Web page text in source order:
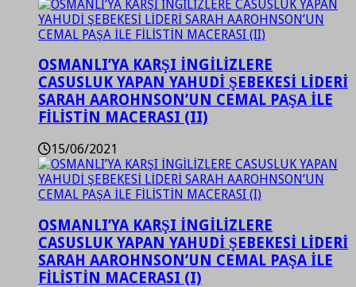
OSMANLI’YA KARŞI İNGİLİZLERE
CASUSLUK YAPAN YAHUDİ ŞEBEKESİ LİDERİ
SARAH AAROHNSON’UN CEMAL PAŞA İLE
FİLİSTİN MACERASI (II)
15/06/2021
OSMANLI’YA KARŞI İNGİLİZLERE
CASUSLUK YAPAN YAHUDİ ŞEBEKESİ LİDERİ
SARAH AAROHNSON’UN CEMAL PAŞA İLE
FİLİSTİN MACERASI (I)